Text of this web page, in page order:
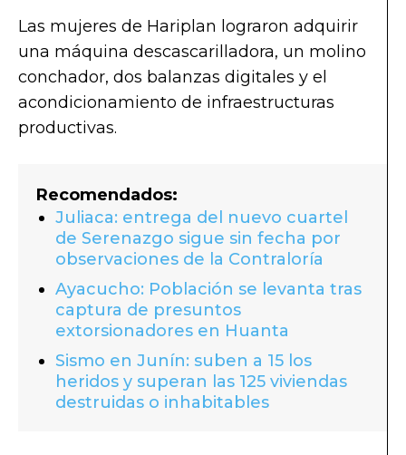
Las mujeres de Hariplan lograron adquirir
una máquina descascarilladora, un molino
conchador, dos balanzas digitales y el
acondicionamiento de infraestructuras
productivas.
Recomendados:
Juliaca: entrega del nuevo cuartel
de Serenazgo sigue sin fecha por
observaciones de la Contraloría
Ayacucho: Población se levanta tras
captura de presuntos
extorsionadores en Huanta
Sismo en Junín: suben a 15 los
heridos y superan las 125 viviendas
destruidas o inhabitables